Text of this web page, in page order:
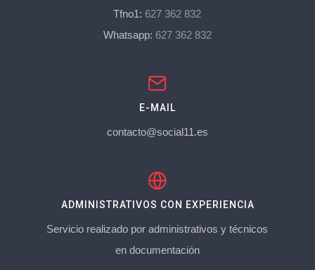
Tfno1: 627 362 832
Whatsapp: 627 362 832
E-MAIL
contacto@social11.es
ADMINISTRATIVOS CON EXPERIENCIA
Servicio realizado por administrativos y técnicos
en documentación